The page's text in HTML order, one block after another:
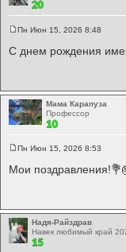
о
н
и
е
Пн Июн 15, 2026 8:48
С днем рождения
Мама Карапуза
Профессор
о
н
и
е
Пн Июн 15, 2026 8:53
Мои
Надя-Райздрав
Навек любимый край